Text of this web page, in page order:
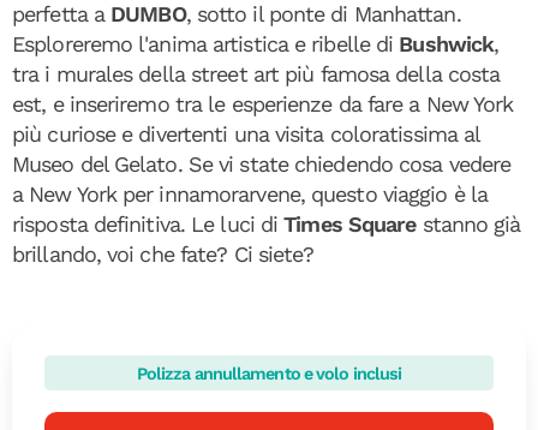
perfetta a DUMBO, sotto il ponte di Manhattan.
Esploreremo l'anima artistica e ribelle di Bushwick,
tra i murales della street art più famosa della costa
est, e inseriremo tra le esperienze da fare a New York
più curiose e divertenti una visita coloratissima al
Museo del Gelato. Se vi state chiedendo cosa vedere
a New York per innamorarvene, questo viaggio è la
risposta definitiva. Le luci diTimes Squarestanno già
brillando, voi che fate? Ci siete?
Polizza annullamento e volo inclusi